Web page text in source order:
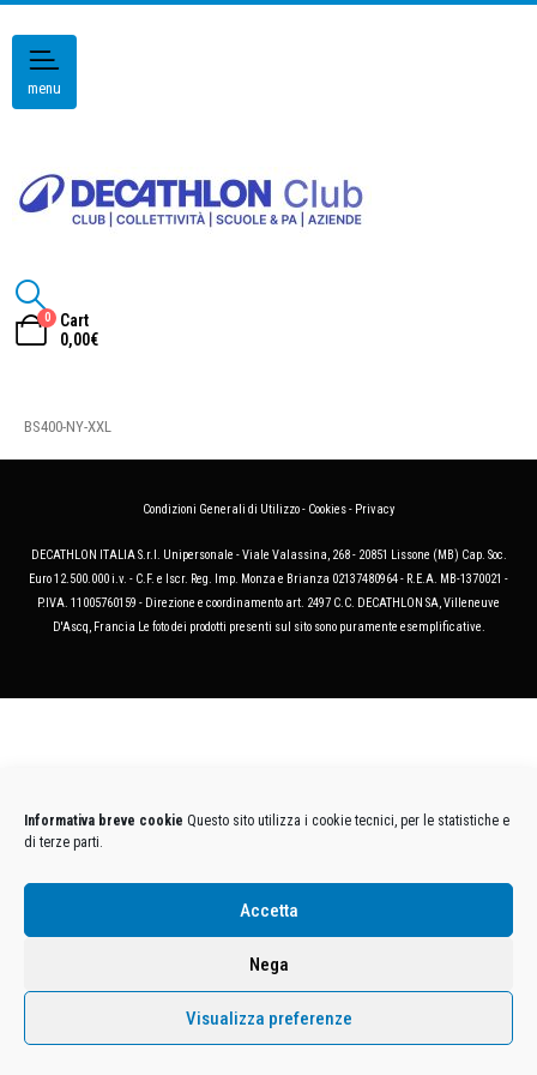
Informativa breve cookie Questo sito utilizza i cookie tecnici, per le statistiche e
di terze parti.
Accetta
Nega
Visualizza preferenze
menu
0
Cart
0,00€
BS400-NY-XXL
Condizioni Generali di Utilizzo- Cookies- Privacy
DECATHLON ITALIA S.r.l. Unipersonale - Viale Valassina, 268 - 20851 Lissone (MB) Cap. Soc.
Euro 12.500.000 i.v. - C.F. e Iscr. Reg. Imp. Monza e Brianza 02137480964 - R.E.A. MB-1370021 -
P.IVA. 11005760159 - Direzione e coordinamento art. 2497 C.C. DECATHLON SA, Villeneuve
D'Ascq, Francia Le foto dei prodotti presenti sul sito sono puramente esemplificative.